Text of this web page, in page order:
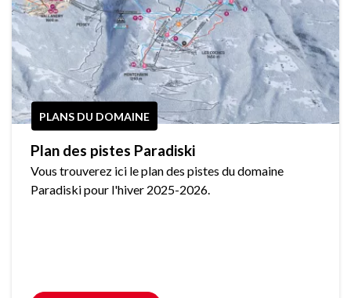
PLANS DU DOMAINE
Plan des pistes Paradiski
Vous trouverez ici le plan des pistes du domaine
Paradiski pour l'hiver 2025-2026.